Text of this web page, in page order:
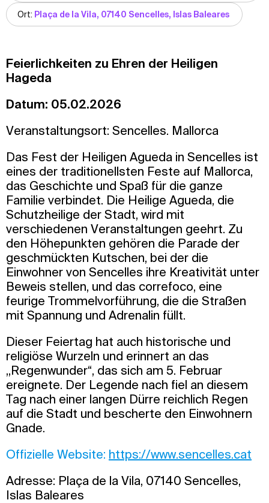
Ort: Plaça de la Vila, 07140 Sencelles, Islas Baleares
Feierlichkeiten zu Ehren der Heiligen
Hageda
Datum: 05.02.2026
Veranstaltungsort: Sencelles. Mallorca
Das Fest der Heiligen Agueda in Sencelles ist
eines der traditionellsten Feste auf Mallorca,
das Geschichte und Spaß für die ganze
Familie verbindet. Die Heilige Agueda, die
Schutzheilige der Stadt, wird mit
verschiedenen Veranstaltungen geehrt. Zu
den Höhepunkten gehören die Parade der
geschmückten Kutschen, bei der die
Einwohner von Sencelles ihre Kreativität unter
Beweis stellen, und das correfoco, eine
feurige Trommelvorführung, die die Straßen
mit Spannung und Adrenalin füllt.
Dieser Feiertag hat auch historische und
religiöse Wurzeln und erinnert an das
„Regenwunder“, das sich am 5. Februar
ereignete. Der Legende nach fiel an diesem
Tag nach einer langen Dürre reichlich Regen
auf die Stadt und bescherte den Einwohnern
Gnade.
Offizielle Website: https://www.sencelles.cat
Adresse: Plaça de la Vila, 07140 Sencelles,
Islas Baleares